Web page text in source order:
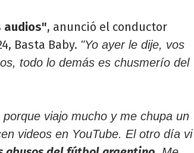
audios", anunció el conductor
Basta Baby. "Yo ayer le dije, vos
todo lo demás es chusmerío del
viajo mucho y me chupa un
videos en YouTube. El otro día vi